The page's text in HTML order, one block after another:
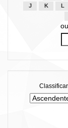
J
K L